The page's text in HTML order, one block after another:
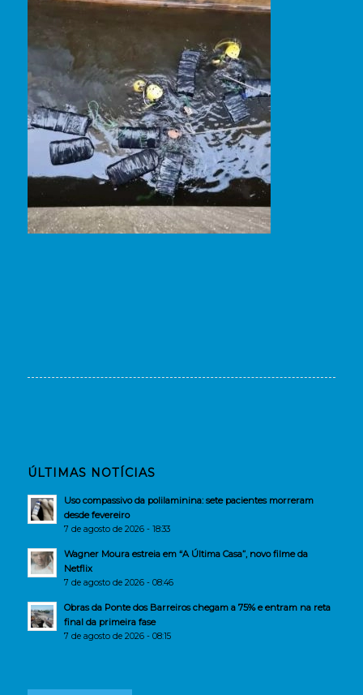
ÚLTIMAS NOTÍCIAS
Uso compassivo da polilaminina: sete pacientes morreram
desde fevereiro
7 de agosto de 2026 - 18:33
Wagner Moura estreia em “A Última Casa”, novo filme da
Netflix
7 de agosto de 2026 - 08:46
Obras da Ponte dos Barreiros chegam a 75% e entram na reta
final da primeira fase
7 de agosto de 2026 - 08:15